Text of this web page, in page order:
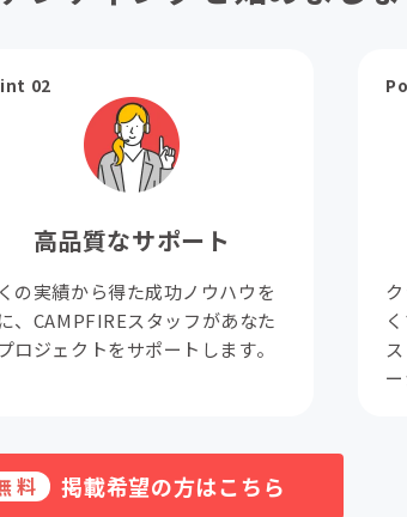
02
高品質なサポート
の実績から得た成功ノウハウを
、CAMPFIREスタッフがあなた
ロジェクトをサポートします。
無料 掲載希望の方はこちら